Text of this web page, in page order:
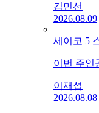
김민선
2026.08.09
세이코 5
이번 주인
이재섭
2026.08.08